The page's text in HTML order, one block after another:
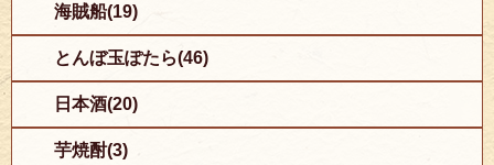
海賊船(19)
とんぼ玉ぽたら(46)
日本酒(20)
芋焼酎(3)